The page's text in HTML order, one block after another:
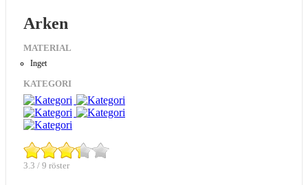
Arken
MATERIAL
Inget
KATEGORI
3.3 / 9 röster